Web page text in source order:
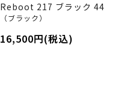
Reboot 217 ブラック 44
（ブラック）
16,500円(税込)